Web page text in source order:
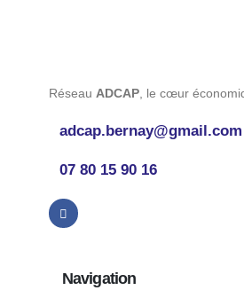
Réseau ADCAP , le cœur
adcap.bernay@gmail.com
07 80 15 90 16
Navigation